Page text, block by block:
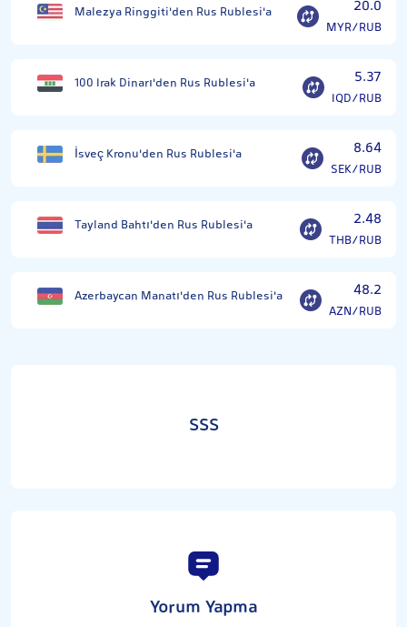
Malezya Ringgiti'den Rus Rublesi'a 20.0
MYR/RUB
100 Irak Dinarı'den Rus Rublesi'a 5.37
IQD/RUB
İsveç Kronu'den Rus Rublesi'a 8.64
SEK/RUB
Tayland Bahtı'den Rus Rublesi'a 2.48
THB/RUB
Azerbaycan Manatı'den Rus Rublesi'a 48.2
AZN/RUB
SSS
Yorum Yapma